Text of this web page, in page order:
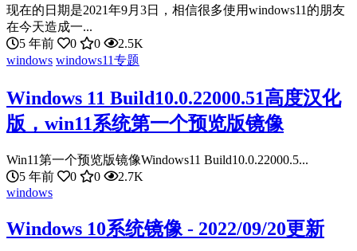
现在的日期是2021年9月3日，相信很多使用windows11的朋友
在今天造成一...
5 年前
0 0
2.5K
windows windows11专题
Windows 11 Build10.0.22000.51高度汉化
版，win11系统第一个预览版镜像
Win11第一个预览版镜像Windows11 Build10.0.22000.5...
5 年前
0 0
2.7K
windows
Windows 10系统镜像 - 2022/09/20更新